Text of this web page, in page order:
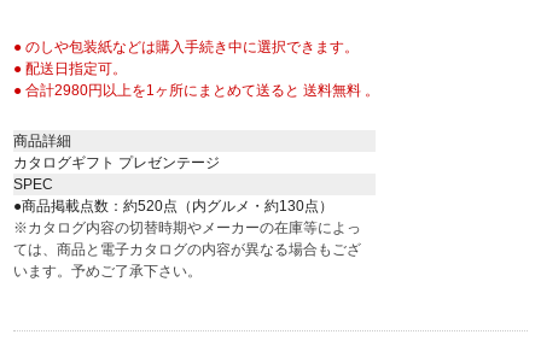
● のしや包装紙などは購入手続き中に選択できます。
● 配送日指定可。
● 合計2980円以上を1ヶ所にまとめて送ると 送料無料 。
商品詳細
カタログギフト プレゼンテージ
SPEC
●商品掲載点数：約520点（内グルメ・約130点）
※カタログ内容の切替時期やメーカーの在庫等によっ
ては、商品と電子カタログの内容が異なる場合もござ
います。予めご了承下さい。